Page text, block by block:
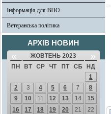
Інформація для ВПО
Ветеранська політика
АРХІВ НОВИН
« ЖОВТЕНЬ 2023 »
ПН ВТ СР ЧТ ПТ СБ
НД
1
2
3 4 5 6 7
8
9
10 11 12 13 14
15
16
17 18 19 20 21
22